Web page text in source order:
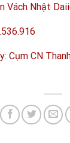
Vách Nhật
Cụm CN